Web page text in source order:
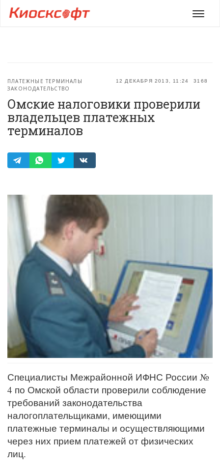
Меню
12 ДЕКАБРЯ 2013, 11:24 3168
ПЛАТЕЖНЫЕ ТЕРМИНАЛЫ
ЗАКОНОДАТЕЛЬСТВО
Омские налоговики проверили
владельцев платежных
терминалов
Специалисты Межрайонной ИФНС России №
4 по Омской области проверили соблюдение
требований законодательства
налогоплательщиками, имеющими
платежные терминалы и осуществляющими
через них прием платежей от физических
лиц.